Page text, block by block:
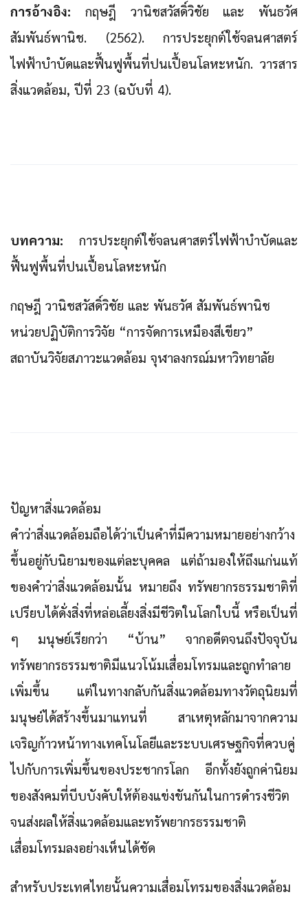
การอ้างอิง: กฤษฎี วานิชสวัสดิ์วิชัย และ พันธวัศ
สัมพันธ์พานิช. (2562). การประยุกต์ใช้จลนศาสตร์
ไฟฟ้าบำบัดและฟื้นฟูพื้นที่ปนเปื้อนโลหะหนัก. วารสาร
สิ่งแวดล้อม, ปีที่ 23 (ฉบับที่ 4).
บทความ:
การประยุกต์ใช้จลนศาสตร์ไฟฟ้าบำบัดและ
ฟื้นฟูพื้นที่ปนเปื้อนโลหะหนัก
กฤษฎี วานิชสวัสดิ์วิชัย และ พันธวัศ สัมพันธ์พานิช
หน่วยปฏิบัติการวิจัย “การจัดการเหมืองสีเขียว”
สถาบันวิจัยสภาวะแวดล้อม จุฬาลงกรณ์มหาวิทยาลัย
ปัญหาสิ่งแวดล้อม
คำว่าสิ่งแวดล้อมถือได้ว่าเป็นคำที่มีความหมายอย่างกว้าง
ขึ้นอยู่กับนิยามของแต่ละบุคคล แต่ถ้ามองให้ถึงแก่นแท้
ของคำว่าสิ่งแวดล้อมนั้น หมายถึง ทรัพยากรธรรมชาติที่
เปรียบได้ดั่งสิ่งที่หล่อเลี้ยงสิ่งมีชีวิตในโลกใบนี้ หรือเป็นที่
ๆ มนุษย์เรียกว่า “บ้าน” จากอดีตจนถึงปัจจุบัน
ทรัพยากรธรรมชาติมีแนวโน้มเสื่อมโทรมและถูกทำลาย
เพิ่มขึ้น แต่ในทางกลับกันสิ่งแวดล้อมทางวัตถุนิยมที่
มนุษย์ได้สร้างขึ้นมาแทนที่ สาเหตุหลักมาจากความ
เจริญก้าวหน้าทางเทคโนโลยีและระบบเศรษฐกิจที่ควบคู่
ไปกับการเพิ่มขึ้นของประชากรโลก อีกทั้งยังถูกค่านิยม
ของสังคมที่บีบบังคับให้ต้องแข่งขันกันในการดำรงชีวิต
จนส่งผลให้สิ่งแวดล้อมและทรัพยากรธรรมชาติ
เสื่อมโทรมลงอย่างเห็นได้ชัด
สำหรับประเทศไทยนั้นความเสื่อมโทรมของสิ่งแวดล้อม